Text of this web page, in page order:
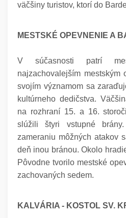
väčšiny turistov, ktorí do
MESTSKÉ OPEVNENIE A
V súčasnosti patrí
najzachovalejším
svojím významom sa
kultúrneho dedičstva.
na rozhraní 15. a 16.
slúžili štyri vstupné
zameraniu môžných atakov
deň inou bránou. Okolo
Pôvodne tvorilo mestské
zachovaných sedem.
KALVÁRIA - KOSTOL SV.